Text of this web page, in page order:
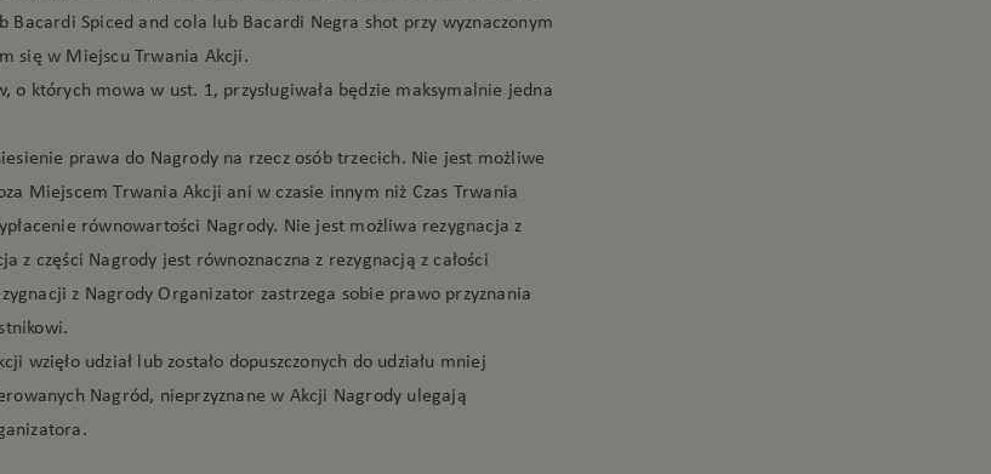
Bacardi Spiced and cola lub Bacardi Negra shot przy wyznaczonym
się w Miejscu Trwania Akcji.
o których mowa w ust. 1, przysługiwała będzie maksymalnie jedna
prawa do Nagrody na rzecz osób trzecich. Nie jest możliwe
Miejscem Trwania Akcji ani w czasie innym niż Czas Trwania
równowartości Nagrody. Nie jest możliwa rezygnacja z
z części Nagrody jest równoznaczna z rezygnacją z całości
z Nagrody Organizator zastrzega sobie prawo przyznania
wzięło udział lub zostało dopuszczonych do udziału mniej
Nagród, nieprzyznane w Akcji Nagrody ulegają